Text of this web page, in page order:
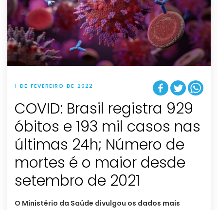
1 DE FEVEREIRO DE 2022
COVID: Brasil registra 929
óbitos e 193 mil casos nas
últimas 24h; Número de
mortes é o maior desde
setembro de 2021
O Ministério da Saúde divulgou os dados mais